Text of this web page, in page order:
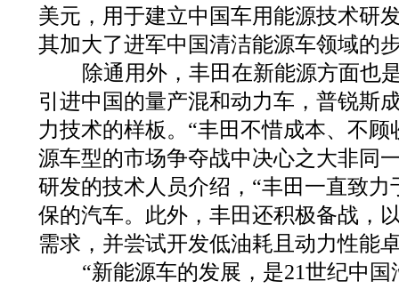
美元，用于建立中国车用能源技术研
其加大了进军中国清洁能源车领域的
除通用外，丰田在新能源方面也
引进中国的量产混和动力车，普锐斯
力技术的样板。“丰田不惜成本、不
源车型的市场争夺战中决心之大非同
研发的技术人员介绍，“丰田一直致
保的汽车。此外，丰田还积极备战，
需求，并尝试开发低油耗且动力性能
“新能源车的发展，是21世纪中国